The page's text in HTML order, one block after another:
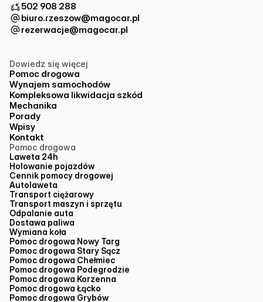
502 908 288
biuro.rzeszow@magocar.pl
rezerwacje@magocar.pl
Dowiedz się więcej
Pomoc drogowa
Wynajem samochodów
Kompleksowa likwidacja szkód
Mechanika
Porady
Wpisy
Kontakt
Pomoc drogowa
Laweta 24h
Holowanie pojazdów
Cennik pomocy drogowej
Autolaweta
Transport ciężarowy
Transport maszyn i sprzętu
Odpalanie auta
Dostawa paliwa
Wymiana koła
Pomoc drogowa Nowy Targ
Pomoc drogowa Stary Sącz
Pomoc drogowa Chełmiec
Pomoc drogowa Podegrodzie
Pomoc drogowa Korzenna
Pomoc drogowa Łącko
Pomoc drogowa Grybów